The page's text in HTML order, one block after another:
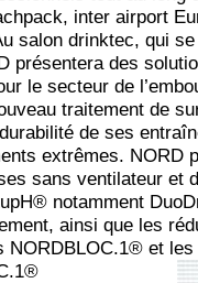
inter airport
salon drinktec, qui
présentera des
le secteur de
traitement de
de ses
extrêmes. NORD
sans ventilateur et
notamment
ainsi que les
NORDBLOC.1® et